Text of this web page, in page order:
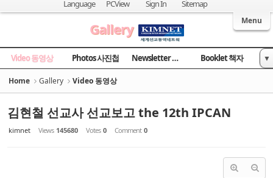
Welcome to Kingdom Inter-Missions Network
Language PCView Sign In Sitemap
Menu
Gallery
Video 동영상 Photos 사진첩 Newsletter 소식지 Booklet 책자
News 국민일보
▼
Home Gallery Video 동영상
김현철 선교사 선교보고 the 12th IPCAN
kimnet Views 145680 Votes 0 Comment 0